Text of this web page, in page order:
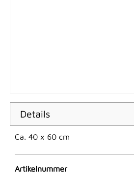
Details
Ca. 40 x 60 cm
Artikelnummer